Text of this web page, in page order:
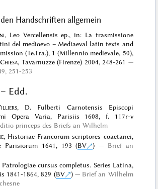
Handschriften allgemein
, Leo Vercellensis ep., in: La trasmissione
del medioevo – Mediaeval latin texts and
(Te.Tra.), 1 (Millennio medievale, 50),
Chiesa, Tavarnuzze (Firenze) 2004, 248-261
251-253
Edd.
, D. Fulberti Carnotensis Episcopi
Opera Varia, Parisiis 1608, f. 117r-v
princeps des Briefs an Wilhelm
, Historiae Francorum scriptores coaetanei,
Parisiorum 1641, 193 (BV )
Brief an
Patrologiae cursus completus. Series Latina,
1841-1864, 829 (BV )
Brief an Wilhelm